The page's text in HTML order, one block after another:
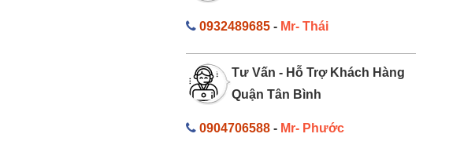
0932489685- Mr- Thái
Tư Vấn - Hỗ Trợ Khách Hàng
Quận Tân Bình
0904706588- Mr- Phước